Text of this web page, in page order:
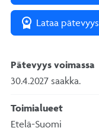
workspace_premium Lataa
Pätevyys voimassa
30.4.2027 saakka.
Toimialueet
Etelä-Suomi